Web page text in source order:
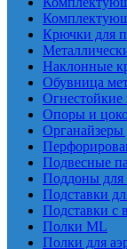
Крючки для
Наклонные
Обувница
Опоры и
Органайзеры
Подвесные
Поддоны для
Подставки
Подставки с
Полки ML
Полки для